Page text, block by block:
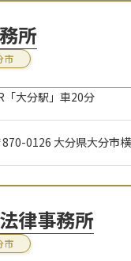
所
市
「大分駅」車20分
870-0126 大分県大分市
律事務所
市